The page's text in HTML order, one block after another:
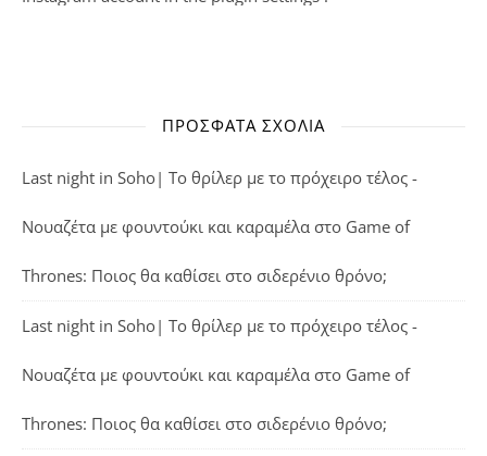
ΠΡΌΣΦΑΤΑ ΣΧΌΛΙΑ
Last night in Soho| Το θρίλερ με το πρόχειρο τέλος -
Νουαζέτα με φουντούκι και καραμέλα στο Game of
Thrones: Ποιος θα καθίσει στο σιδερένιο θρόνο;
Last night in Soho| Το θρίλερ με το πρόχειρο τέλος -
Νουαζέτα με φουντούκι και καραμέλα στο Game of
Thrones: Ποιος θα καθίσει στο σιδερένιο θρόνο;